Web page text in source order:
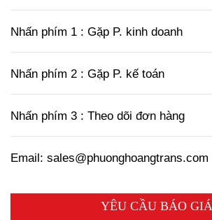
Nhấn phím 1 : Gặp P. kinh doanh
Nhấn phím 2 : Gặp P. kế toán
Nhấn phím 3 : Theo dõi đơn hàng
Email: sales@phuonghoangtrans.com
YÊU CẦU BÁO GIÁ